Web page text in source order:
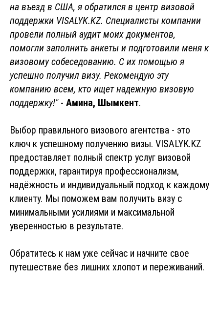
на въезд в США, я обратился в центр визовой
поддержки VISALYK.KZ. Специалисты компании
провели полный аудит моих документов,
помогли заполнить анкеты и подготовили меня к
визовому собеседованию. С их помощью я
успешно получил визу. Рекомендую эту
компанию всем, кто ищет надежную визовую
поддержку!"- Амина, Шымкент.
Выбор правильного визового агентства - это
ключ к успешному получению визы. VISALYK.KZ
предоставляет полный спектр услуг визовой
поддержки, гарантируя профессионализм,
надёжность и индивидуальный подход к каждому
клиенту. Мы поможем вам получить визу с
минимальными усилиями и максимальной
уверенностью в результате.
Обратитесь к нам уже сейчас и начните свое
путешествие без лишних хлопот и переживаний.